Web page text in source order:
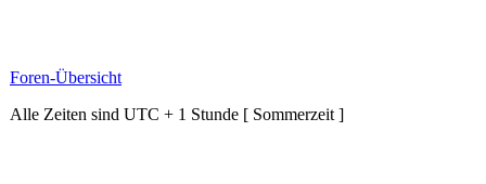
Foren-Übersicht
Alle Zeiten sind UTC + 1 Stunde [ Sommerzeit ]